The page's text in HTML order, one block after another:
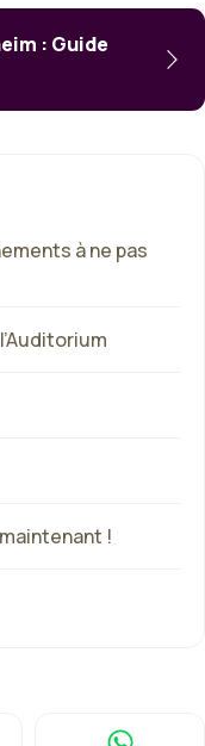
: Guide
à ne pas
!